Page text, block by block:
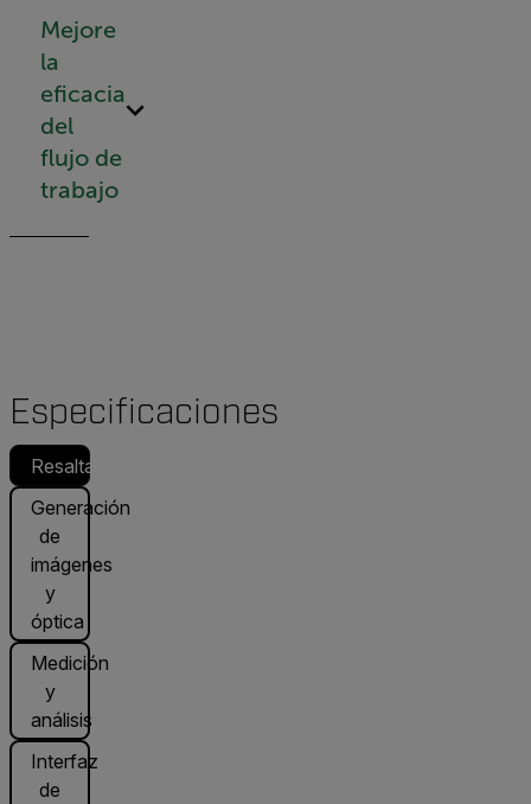
Mejore
la
eficacia
del
flujo de
trabajo
Especificaciones
Resaltado
Generación
de
imágenes
y
óptica
Medición
y
análisis
Interfaz
de